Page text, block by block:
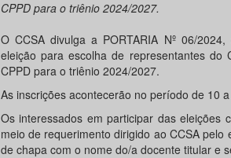
CPPD para o triênio 2024/2027.
O CCSA divulga a PORTARIA Nº 06/
eleição para escolha de representantes do
CPPD para o triênio 2024/2027.
As inscrições acontecerão no período de 10
Os interessados em participar das eleições
meio de requerimento dirigido ao CCSA
de chapa com o nome do/a docente titular e